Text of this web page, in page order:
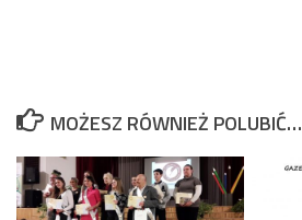
MOŻESZ RÓWNIEŻ POLUBIĆ…